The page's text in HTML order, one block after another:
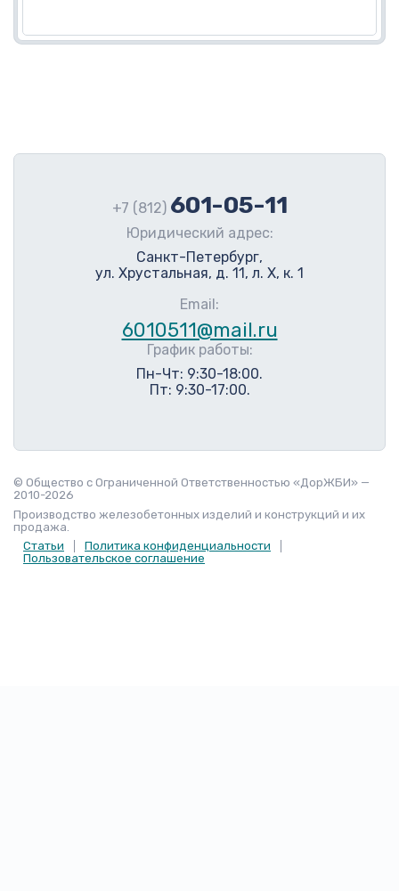
+7 (812) 601-05-11
Юридический адрес:
Санкт-Петербург,
ул. Хрустальная, д. 11, л. Х, к. 1
Email:
6010511@mail.ru
График работы:
Пн-Чт: 9:30-18:00.
Пт: 9:30-17:00.
© Общество с Ограниченной Ответственностью «ДорЖБИ» —
2010-2026
Производство железобетонных изделий и конструкций и их
продажа.
Статьи
Политика конфиденциальности
Пользовательское соглашение